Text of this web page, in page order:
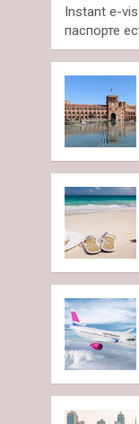
Instant e-
паспорте